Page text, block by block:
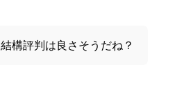
結構評判は良さそうだね？